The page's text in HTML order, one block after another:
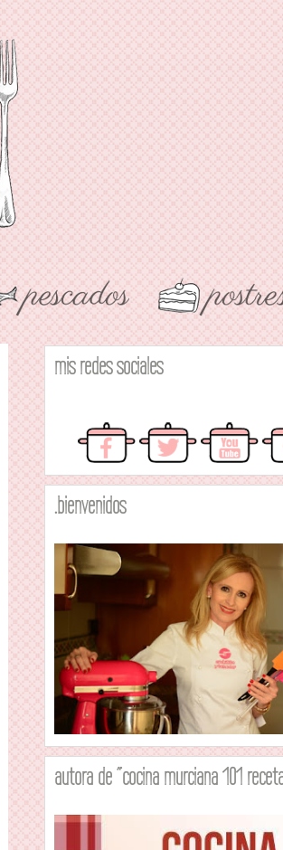
mis redes sociales
.bienvenidos
autora de "cocina murciana 101